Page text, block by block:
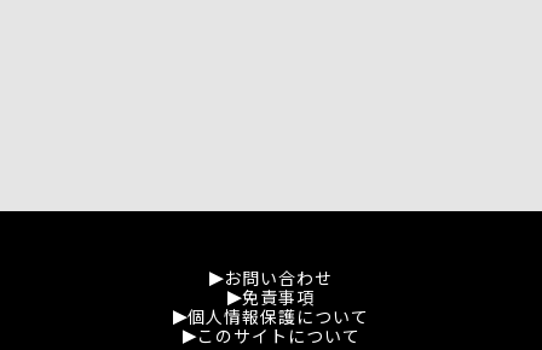
お問い合わせ
免責事項
個人情報保護について
このサイトについて